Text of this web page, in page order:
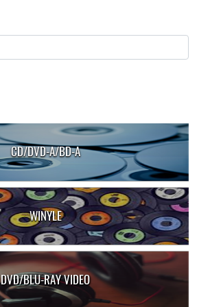
CD/DVD-A/BD-A
WINYLE
DVD/BLU-RAY VIDEO